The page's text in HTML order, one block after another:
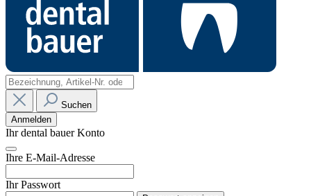
Suchen
Anmelden
Ihr dental bauer Konto
Ihre E-Mail-Adresse
Ihr Passwort